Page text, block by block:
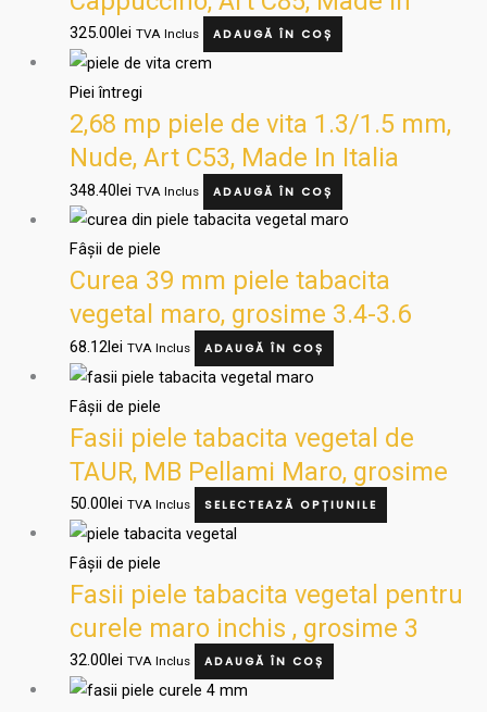
Italia
325.00 lei TVA Inclus ADAUGĂ ÎN COȘ
Piei întregi
2,68 mp piele de vita 1.3/1.5 mm,
Nude, Art C53, Made In Italia
348.40lei TVA Inclus ADAUGĂ ÎN COȘ
Fâșii de piele
Curea 39 mm piele tabacita
vegetal maro, grosime 3.4-3.6
mm(cintura in cuoio)
68.12lei TVA Inclus ADAUGĂ ÎN COȘ
Fâșii de piele
Fasii piele tabacita vegetal de
TAUR, MB Pellami Maro, grosime
3.6-3.8 mm
50.00lei TVA Inclus SELECTEAZĂ OPȚIUNILE
are
mai
multe
variații.
fi
alese
Fâșii de piele
Fasii piele tabacita vegetal pentru
curele maro inchis , grosime 3
mm
32.00 lei TVA Inclus ADAUGĂ ÎN COȘ
Interval